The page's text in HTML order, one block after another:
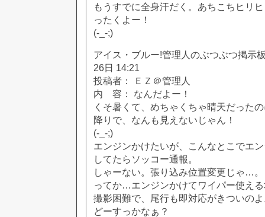
もうすでに全身汗だく。あちこちヒリ
ったくよー！
(-_-;)
アイス・ブルー!管理人のぶつぶつ掲示
26日 14:21
投稿者： ＥＺ＠管理人
内 容： なんだよー！
くそ暑くて、めちゃくちゃ晴天だった
降りで、なんも見えないじゃん！
(-_-;)
エンジンかけたいが、こんなとこでエ
してたらソッコー通報。
しゃーない。張り込み位置変更じゃ…。
ってか…エンジンかけてワイパー使え
撮影困難で、尾行も即対応がきついの
どーすっかなぁ？